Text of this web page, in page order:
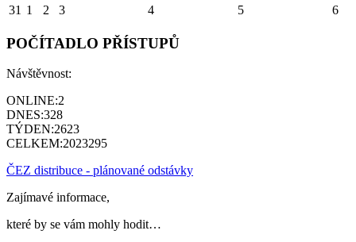
31 1 2 3 4 5 6
POČÍTADLO PŘÍSTUPŮ
Návštěvnost:
ONLINE:2
DNES:328
TÝDEN:2623
CELKEM:2023295
ČEZ distribuce - plánované odstávky
Zajímavé informace,
které by se vám mohly hodit…